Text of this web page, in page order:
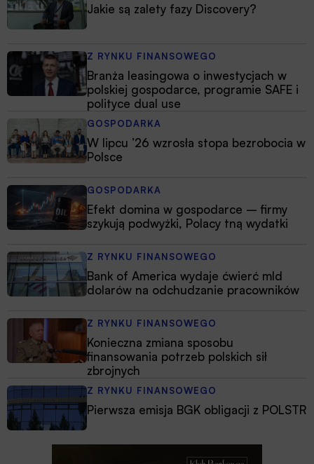
Jakie są zalety fazy Discovery?
Z RYNKU FINANSOWEGO
Branża leasingowa o inwestycjach w
polskiej gospodarce, programie SAFE i
polityce dual use
GOSPODARKA
W lipcu ’26 wzrosła stopa bezrobocia w
Polsce
GOSPODARKA
Efekt domina w gospodarce – firmy
szykują podwyżki, Polacy tną wydatki
Z RYNKU FINANSOWEGO
Bank of America wydaje ćwierć mld
dolarów na odchudzanie pracowników
Z RYNKU FINANSOWEGO
Konieczna zmiana sposobu
finansowania potrzeb polskich sił
zbrojnych
Z RYNKU FINANSOWEGO
Pierwsza emisja BGK obligacji z POLSTR